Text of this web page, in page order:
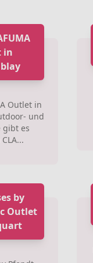
in
Outlet in
und
gibt es
by
Outlet